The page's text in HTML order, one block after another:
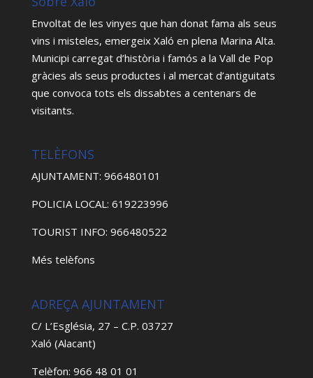
Envoltat de les vinyes que han donat fama als seus
vins i misteles, emergeix Xaló en plena Marina Alta.
Municipi carregat d’història i famós a la Vall de Pop
gràcies als seus productes i al mercat d’antiguitats
que convoca tots els dissabtes a centenars de
visitants.
TELÈFONS
AJUNTAMENT: 966480101
POLICIA LOCAL: 619223996
TOURIST INFO: 966480522
Més telèfons
ADREÇA AJUNTAMENT
C/ L’Església, 27 – C.P. 03727
Xaló (Alacant)
Telèfon: 966 48 01 01